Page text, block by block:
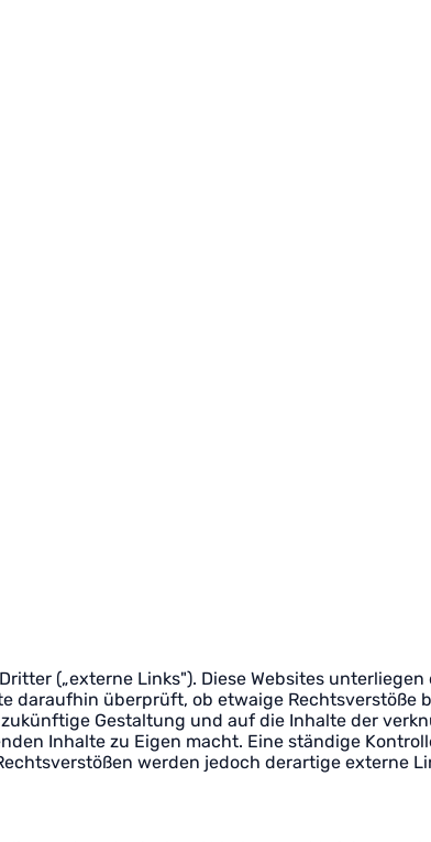
(„externe Links"). Diese Websites
daraufhin überprüft, ob etwaige Rechtsverstöße
Gestaltung und auf die Inhalte der
Inhalte zu Eigen macht. Eine ständige
werden jedoch derartige externe